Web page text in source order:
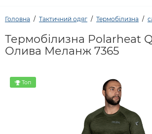
Головна Тактичний одяг Термобілизна
Термобілизна Polarheat
Олива Меланж 7365
Топ